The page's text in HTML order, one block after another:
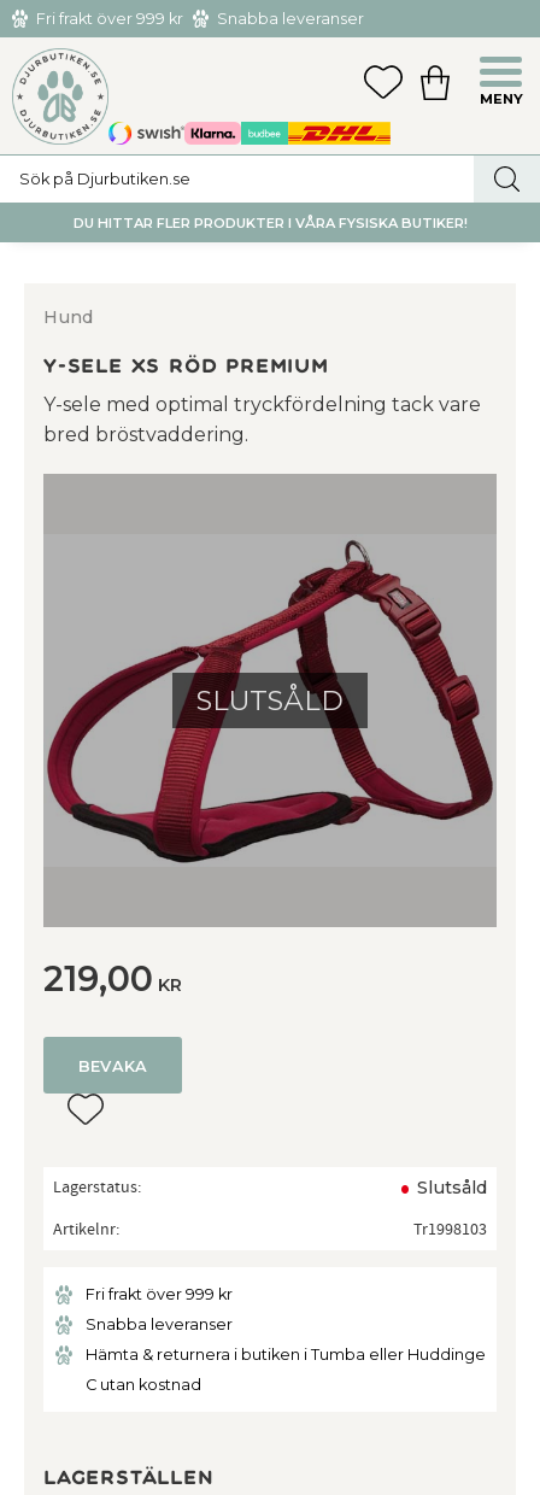
Meny
Fri frakt över 999 kr
Snabba leveranser
Hämta och returnera i butiken i Tumba eller Huddinge C
FAVORITER
KUNDVAGN
DU HITTAR FLER PRODUKTER I VÅRA FYSISKA BUTIKER!
Hund
Y-sele Xs röd premium
Y-sele med optimal tryckfördelning tack vare
bred bröstvaddering.
SLUTSÅLD
219,00 KR
Lägg till i favoriter
BEVAKA
Lagerstatus Slutsåld
Artikelnr Tr1998103
Fri frakt över 999 kr
Snabba leveranser
Hämta & returnera i butiken i Tumba eller Huddinge
C utan kostnad
Lagerställen